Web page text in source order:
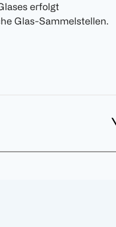
erfolgt
Glas-Sammelstellen.